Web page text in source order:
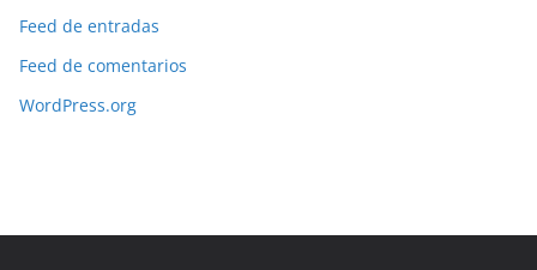
Feed de entradas
Feed de comentarios
WordPress.org